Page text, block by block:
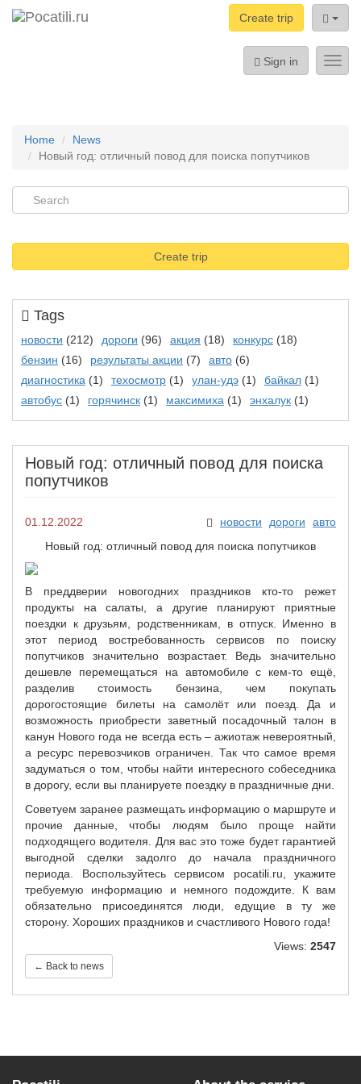
Create trip
Sign in
Home
News
Новый год: отличный повод для поиска попутчиков
Create trip
Tags
новости (212) дороги (96) акция (18) конкурс (18)
бензин (16) результаты акции (7) авто (6)
диагностика (1) техосмотр (1) улан-удэ (1) байкал (1)
автобус (1) горячинск (1) максимиха (1) энхалук (1)
Новый год: отличный повод для поиска
попутчиков
новости дороги авто
01.12.2022
Новый год: отличный повод для поиска попутчиков
В преддверии новогодних праздников кто-то режет
продукты на салаты, а другие планируют приятные
поездки к друзьям, родственникам, в отпуск. Именно в
этот период востребованность сервисов по поиску
попутчиков значительно возрастает. Ведь значительно
дешевле перемещаться на автомобиле с кем-то ещё,
разделив стоимость бензина, чем покупать
дорогостоящие билеты на самолёт или поезд. Да и
возможность приобрести заветный посадочный талон в
канун Нового года не всегда есть – ажиотаж невероятный,
а ресурс перевозчиков ограничен. Так что самое время
задуматься о том, чтобы найти интересного собеседника
в дорогу, если вы планируете поездку в праздничные дни.
Советуем заранее размещать информацию о маршруте и
прочие данные, чтобы людям было проще найти
подходящего водителя. Для вас это тоже будет гарантией
выгодной сделки задолго до начала праздничного
периода. Воспользуйтесь сервисом pocatili.ru, укажите
требуемую информацию и немного подождите. К вам
обязательно присоединятся люди, едущие в ту же
сторону. Хороших праздников и счастливого Нового года!
Views: 2547
← Back to news